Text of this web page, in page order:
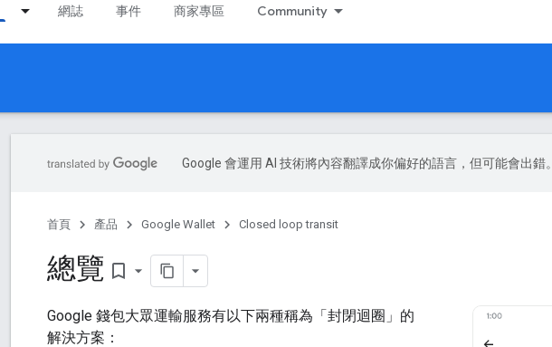
網誌 事件 商家專區 Community
Google 會運用 AI 技術將內容翻譯成你偏好的語言，但可能會出錯。
首頁 產品 Google Wallet Closed loop transit
總覽 bookmark_border
Google 錢包大眾運輸服務有以下兩種稱為「封閉迴圈」 的
解決方案：